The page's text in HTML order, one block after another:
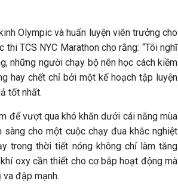
Olympic và huấn luyện viên trưởng cho
thi TCS NYC Marathon cho rằng: “Tôi nghĩ
những người chạy bộ nên học cách kiềm
hay chết chỉ bởi một kế hoạch tập luyện
tốt nhất.
để vượt qua khó khăn dưới cái nắng mùa
cho một cuộc chạy đua khắc nghiệt
trong thời tiết nóng không chỉ làm tăng
oxy cần thiết cho cơ bắp hoạt động mà
đập mạnh.